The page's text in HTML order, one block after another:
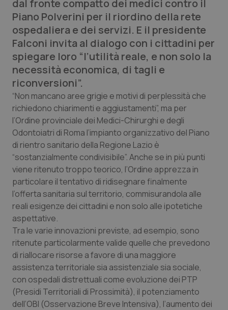
Lettere al direttore
Edizioni Regionali
QS Pro
Professionisti Sanitari.AI
Abruzzo
Basilicata
Calabria
Campania
Emilia-Romagna
Friuli Venezia Giulia
Lazio
Liguria
QS Pro Gold
Artrite & artrosi
Asma & BPCO
Car-T
Colesterolo & coronaropatie
Dermatite Atopica
Diabete & glucometri
Disturbi dell’umore
QS Club Newsletter
dal fronte compatto dei medici contro il
Piano Polverini per il riordino della rete
ospedaliera e dei servizi. E il presidente
Falconi invita al dialogo con i cittadini per
spiegare loro “l’utilità reale, e non solo la
necessità economica, di tagli e
riconversioni”.
“Non mancano aree grigie e motivi di perplessità che
richiedono chiarimenti e aggiustamenti”, ma per
l’Ordine provinciale dei Medici-Chirurghi e degli
Odontoiatri di Roma l’impianto organizzativo del Piano
di rientro sanitario della Regione Lazio è
“sostanzialmente condivisibile”. Anche se in più punti
viene ritenuto troppo teorico, l’Ordine apprezza in
particolare il tentativo di ridisegnare finalmente
l’offerta sanitaria sul territorio, commisurandola alle
reali esigenze dei cittadini e non solo alle ipotetiche
aspettative.
Tra le varie innovazioni previste, ad esempio, sono
ritenute particolarmente valide quelle che prevedono
di riallocare risorse a favore di una maggiore
assistenza territoriale sia assistenziale sia sociale,
con ospedali distrettuali come evoluzione dei PTP
(Presidi Territoriali di Prossimità), il potenziamento
dell’OBI (Osservazione Breve Intensiva), l’aumento dei